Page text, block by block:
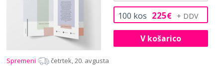
100 kos 225€
V košarico
Spremeni četrtek, 20. avgusta